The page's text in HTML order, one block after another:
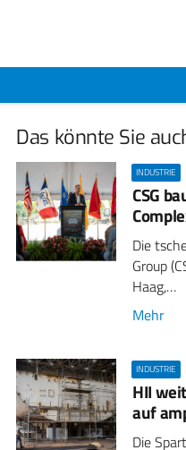
Das könnte Sie
INDUSTRIE
CSG
Die
Group
Haag,…
Mehr
INDUSTRIE
HII
auf
Die